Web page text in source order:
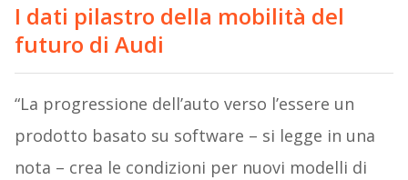
I dati pilastro della mobilità del
futuro di Audi
“La progressione dell’auto verso l’essere un
prodotto basato su software – si legge in una
nota – crea le condizioni per nuovi modelli di